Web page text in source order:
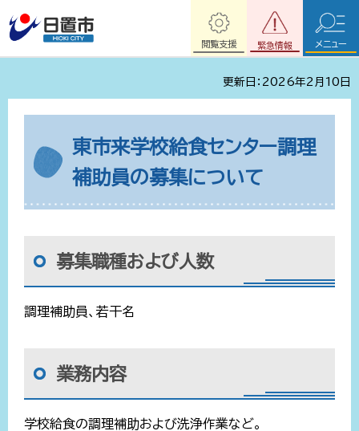
緊急情報
閲覧支援 メニュー
更新日：2026年2月10日
東市来学校給食センター調理
補助員の募集について
募集職種および人数
調理補助員、若干名
業務内容
学校給食の調理補助および洗浄作業など。